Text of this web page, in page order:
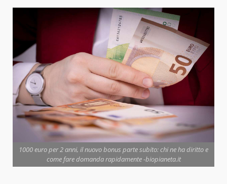
1000 euro per 2 anni, il nuovo bonus parte subito: chi ne ha diritto e
come fare domanda rapidamente -biopianeta.it